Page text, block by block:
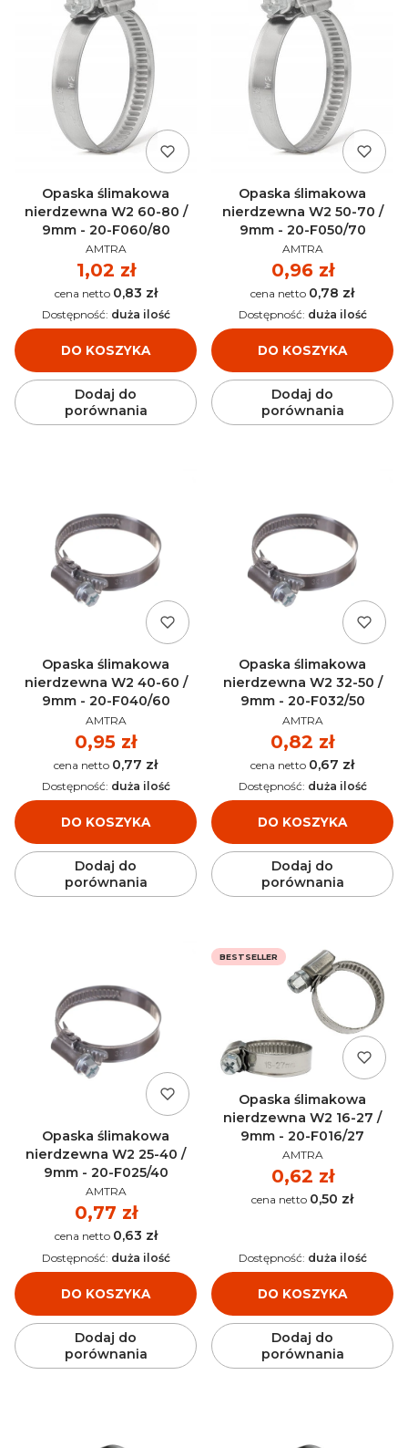
Opaska ślimakowa
nierdzewna W2 60-80 /
9mm - 20-F060/80
PRODUCENT
AMTRA
Cena
1,02 zł
Cena 0,83 zł
DO KOSZYKA
Dostępność: duża ilość
Dodaj do
porównania
Opaska ślimakowa
nierdzewna W2 50-70 /
9mm - 20-F050/70
PRODUCENT
AMTRA
Cena
0,96 zł
Cena 0,78 zł
DO KOSZYKA
Dostępność: duża ilość
Dodaj do
porównania
Opaska ślimakowa
nierdzewna W2 40-60 /
9mm - 20-F040/60
PRODUCENT
AMTRA
Cena
0,95 zł
Cena 0,77 zł
DO KOSZYKA
Dostępność: duża ilość
Dodaj do
porównania
Opaska ślimakowa
nierdzewna W2 32-50 /
9mm - 20-F032/50
PRODUCENT
AMTRA
Cena
0,82 zł
Cena 0,67 zł
DO KOSZYKA
Dostępność: duża ilość
Dodaj do
porównania
Opaska ślimakowa
nierdzewna W2 25-40 /
9mm - 20-F025/40
PRODUCENT
AMTRA
Cena
0,77 zł
Cena 0,63 zł
DO KOSZYKA
Dostępność: duża ilość
Dodaj do
porównania
BESTSELLER
Opaska ślimakowa
nierdzewna W2 16-27 /
9mm - 20-F016/27
PRODUCENT
AMTRA
Cena
0,62 zł
Cena 0,50 zł
DO KOSZYKA
Dostępność: duża ilość
Dodaj do
porównania